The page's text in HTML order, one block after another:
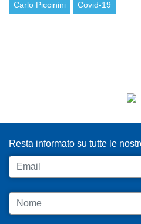
Carlo Piccinini Covid-19
Resta informato su tutte le
Email
Nome